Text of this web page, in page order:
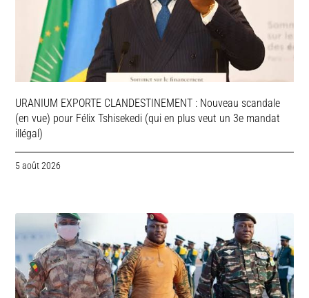
URANIUM EXPORTE CLANDESTINEMENT : Nouveau scandale
(en vue) pour Félix Tshisekedi (qui en plus veut un 3e mandat
illégal)
5 août 2026